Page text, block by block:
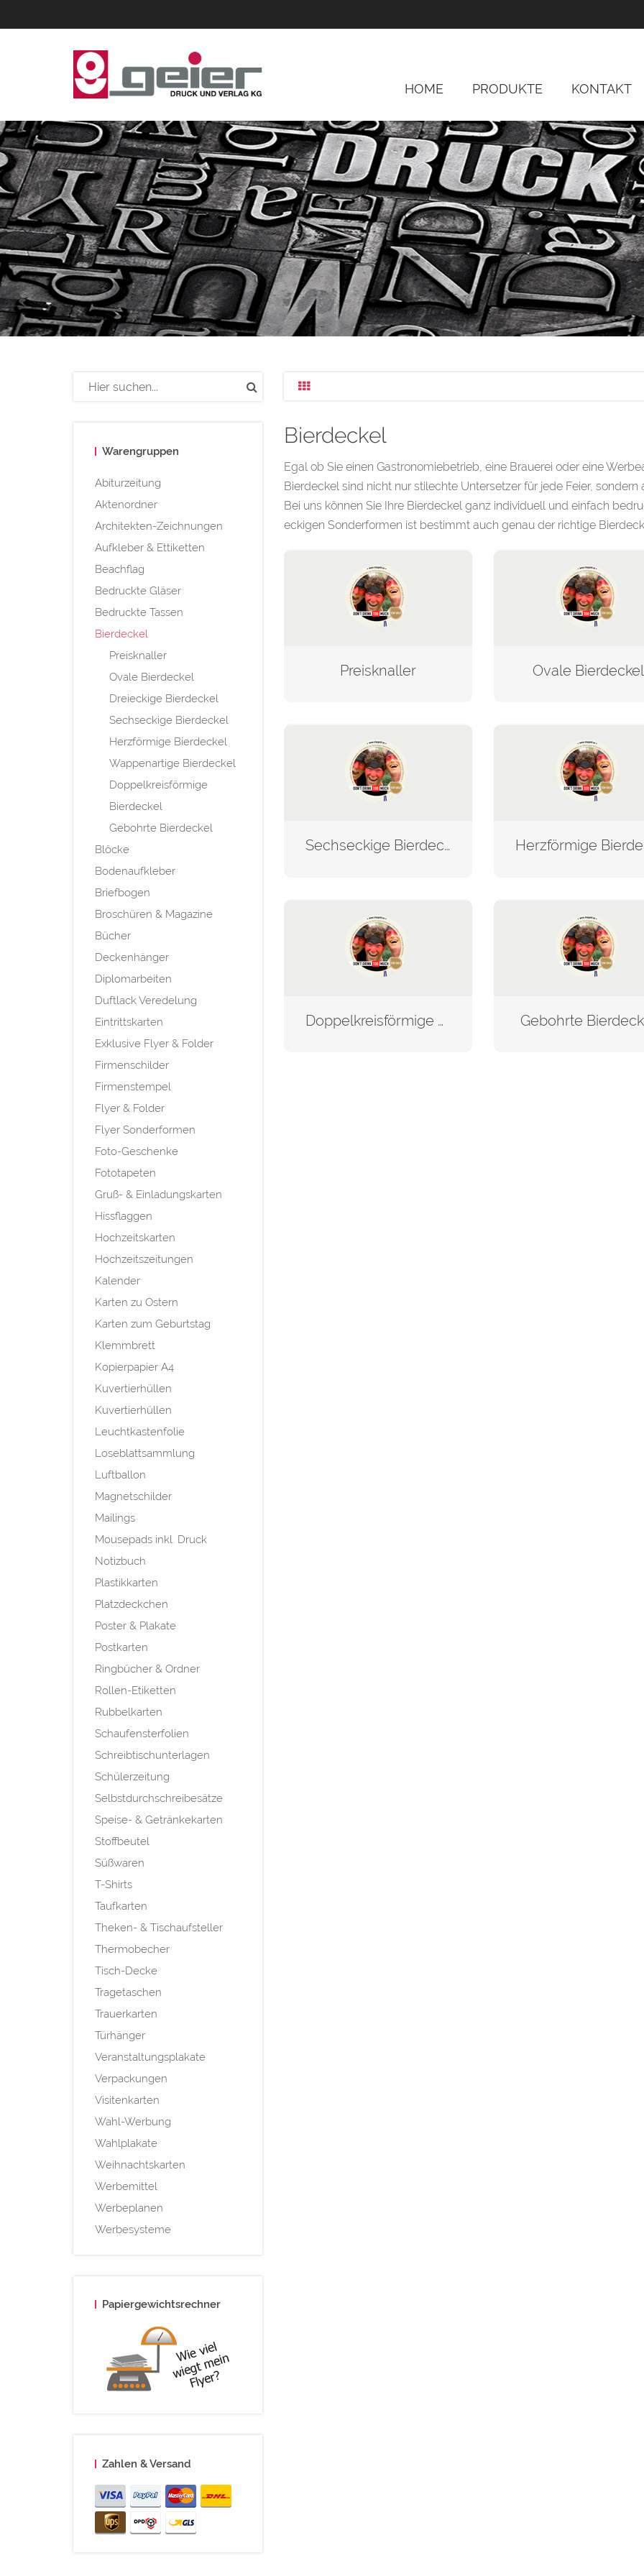
HOME PRODUKTE KONTAKT
Warengruppen
Abiturzeitung
Aktenordner
Architekten-Zeichnungen
Aufkleber & Ettiketten
Beachflag
Bedruckte Gläser
Bedruckte Tassen
Bierdeckel
Preisknaller
Ovale Bierdeckel
Dreieckige Bierdeckel
Sechseckige Bierdeckel
Herzförmige Bierdeckel
Wappenartige Bierdeckel
Doppelkreisförmige
Bierdeckel
Gebohrte Bierdeckel
Blöcke
Bodenaufkleber
Briefbogen
Broschüren & Magazine
Bücher
Deckenhänger
Diplomarbeiten
Duftlack Veredelung
Eintrittskarten
Exklusive Flyer & Folder
Firmenschilder
Firmenstempel
Flyer & Folder
Flyer Sonderformen
Foto-Geschenke
Fototapeten
Gruß- & Einladungskarten
Hissflaggen
Hochzeitskarten
Hochzeitszeitungen
Kalender
Karten zu Ostern
Karten zum Geburtstag
Klemmbrett
Kopierpapier A4
Kuvertierhüllen
Kuvertierhüllen
Leuchtkastenfolie
Loseblattsammlung
Luftballon
Magnetschilder
Mailings
Mousepads inkl. Druck
Notizbuch
Plastikkarten
Platzdeckchen
Poster & Plakate
Postkarten
Ringbücher & Ordner
Rollen-Etiketten
Rubbelkarten
Schaufensterfolien
Schreibtischunterlagen
Schülerzeitung
Selbstdurchschreibesätze
Speise- & Getränkekarten
Stoffbeutel
Süßwaren
T-Shirts
Taufkarten
Theken- & Tischaufsteller
Thermobecher
Tisch-Decke
Tragetaschen
Trauerkarten
Türhänger
Veranstaltungsplakate
Verpackungen
Visitenkarten
Wahl-Werbung
Wahlplakate
Weihnachtskarten
Werbemittel
Werbeplanen
Werbesysteme
Papiergewichtsrechner
Zahlen & Versand
Bierdeckel
Egal ob Sie einen Gastronomiebetrieb, eine Brauerei oder eine
Bierdeckel sind nicht nur stilechte Untersetzer für jede Feier,
Bei uns können Sie Ihre Bierdeckel ganz individuell und einfach
eckigen Sonderformen ist bestimmt auch genau der richtige
Preisknaller Ovale Bierdeckel
Sechseckige Bierdeckel
Doppelkreisförmige Bierdeckel Gebohrte